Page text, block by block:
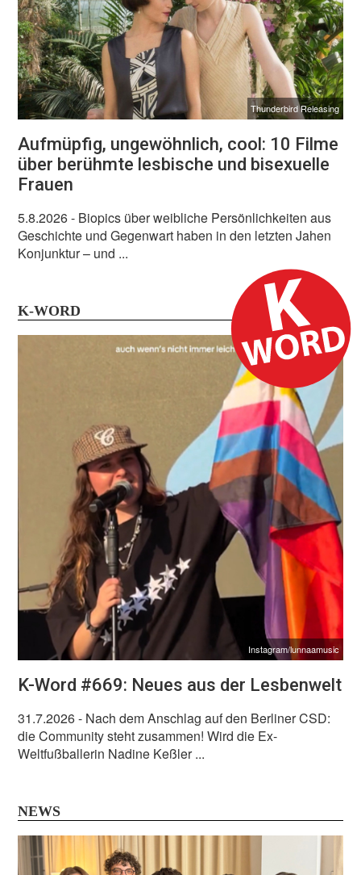
Thunderbird Releasing
Aufmüpfig, ungewöhnlich, cool: 10 Filme
über berühmte lesbische und bisexuelle
Frauen
5.8.2026- Biopics über weibliche Persönlichkeiten aus
Geschichte und Gegenwart haben in den letzten Jahen
Konjunktur – und ...
K-WORD
Instagram/lunnaamusic
K-Word #669: Neues aus der Lesbenwelt
31.7.2026- Nach dem Anschlag auf den Berliner CSD:
die Community steht zusammen! Wird die Ex-
Weltfußballerin Nadine Keßler ...
NEWS